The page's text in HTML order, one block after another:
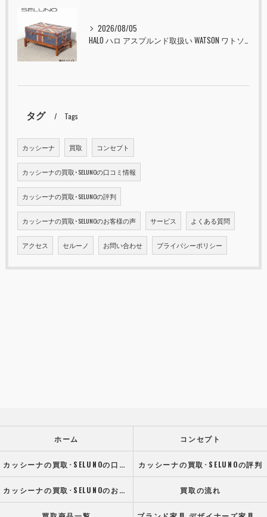
2026/08/05
タグ Tags
カッシーナ 買取 コンセプト
カッシーナの買取･SELUNOの口コミ情報
カッシーナの買取･SELUNOの評判
カッシーナの買取･SELUNOのお客様の声 サービス よくある質問
アクセス セルーノ お問い合わせ プライバシーポリシー
ホーム コンセプト
カッシーナの買取･SELUNOの口コミ情報 カッシーナの買取･SELUNOの評判
カッシーナの買取･SELUNOのお客様の声 買取の流れ